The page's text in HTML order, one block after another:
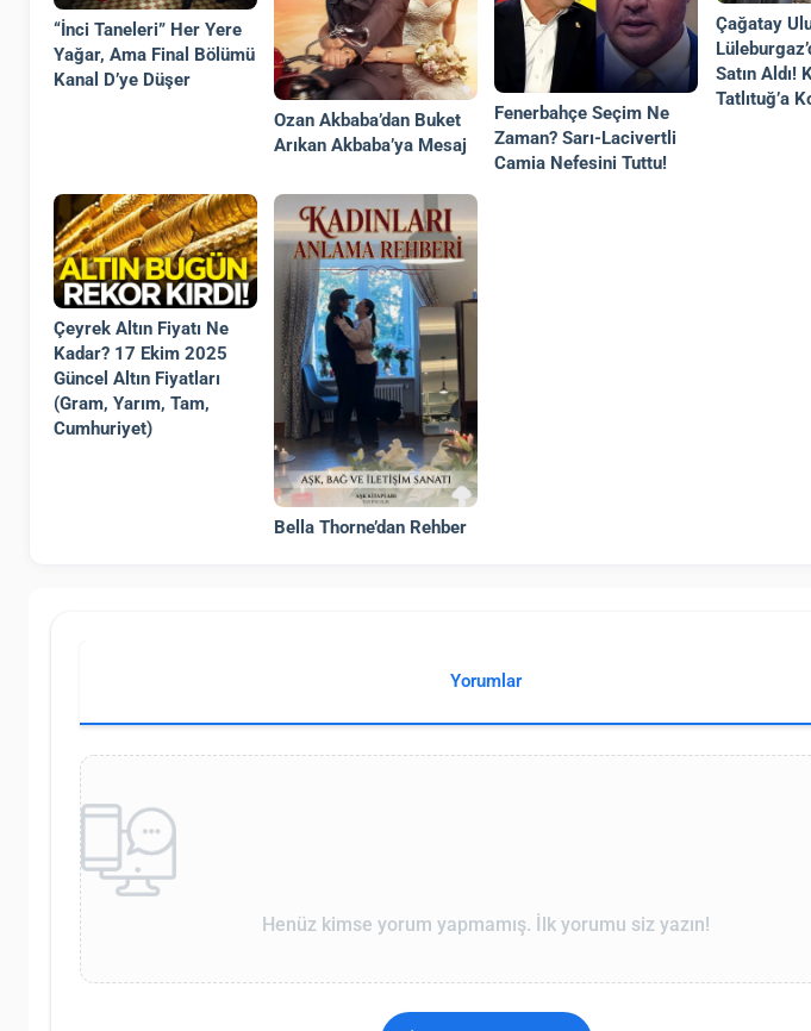
“İnci Taneleri” Her Yere
Yağar, Ama Final Bölümü
Kanal D’ye Düşer
Ozan Akbaba’dan Buket
Arıkan Akbaba’ya Mesaj
Fenerbahçe Seçim Ne
Zaman? Sarı-Lacivertli
Camia Nefesini Tuttu!
Çağatay
Satın Aldı!
Tatlıtuğ’a
Çeyrek Altın Fiyatı Ne
Kadar? 17 Ekim 2025
Güncel Altın Fiyatları
(Gram, Yarım, Tam,
Cumhuriyet)
Bella Thorne’dan Rehber
Yorumlar
Henüz kimse yorum yapmamış. İlk yorumu siz yazın!